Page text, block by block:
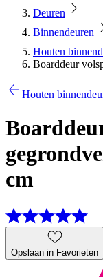
Deuren
Binnendeuren
Houten
Boarddeur
Houten
cm
Opslaan in Favorieten